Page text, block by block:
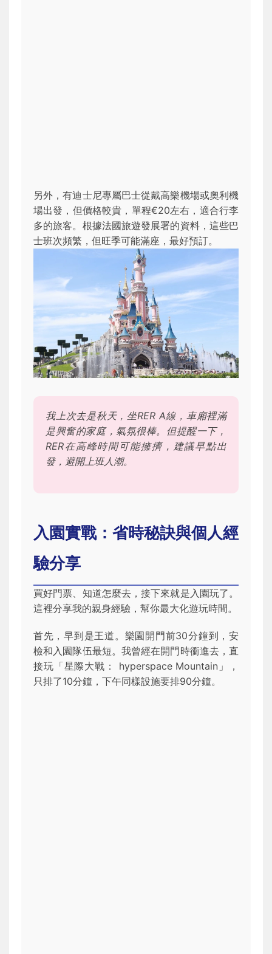
另外，有迪士尼專屬巴士從戴高樂機場或奧利機
場出發，但價格較貴，單程€20左右，適合行李
多的旅客。根據法國旅遊發展署的資料，這些巴
士班次頻繁，但旺季可能滿座，最好預訂。
我上次去是秋天，坐RER A線，車廂裡滿
是興奮的家庭，氣氛很棒。但提醒一下，
RER在高峰時間可能擁擠，建議早點出
發，避開上班人潮。
入園實戰：省時秘訣與個人經
驗分享
買好門票、知道怎麼去，接下來就是入園玩了。
這裡分享我的親身經驗，幫你最大化遊玩時間。
首先，早到是王道。樂園開門前30分鐘到，安
檢和入園隊伍最短。我曾經在開門時衝進去，直
接玩「星際大戰： hyperspace Mountain」，
只排了10分鐘，下午同樣設施要排90分鐘。